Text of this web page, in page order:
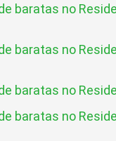
baratas no
baratas no
baratas no
baratas no